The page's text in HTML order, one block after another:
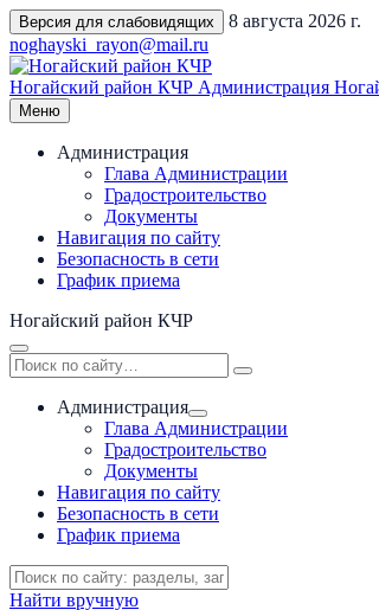
Перейти
к
содержимому
Версия для слабовидящих
8 августа 2026 г.
noghayski_rayon@mail.ru
Ногайский район КЧР Администрация
Меню
Администрация
Глава Администрации
Градостроительство
Документы
Навигация по сайту
Безопасность в сети
График приема
Ногайский район КЧР
Администрация
Глава Администрации
Градостроительство
Документы
Навигация по сайту
Безопасность в сети
График приема
Найти вручную